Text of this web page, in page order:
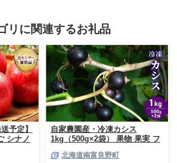
リに関連するお礼品
予定】
シナノ
訳あり
自家農園産・冷凍カシス
1kg（500g×2袋） 果物 果実 フ
北海道南富良野町